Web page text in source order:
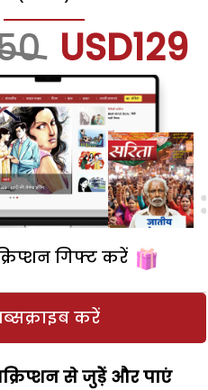
USD129
गिफ्ट करें
करें
से जुड़ेें और पाएं